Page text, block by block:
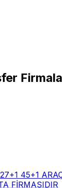
45+1
FİRMASIDIR